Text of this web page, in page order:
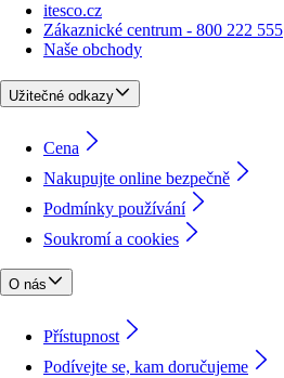
itesco.cz
Zákaznické centrum - 800 222 555
Naše obchody
Užitečné odkazy
Cena
Nakupujte online bezpečně
Podmínky používání
Soukromí a cookies
O nás
Přístupnost
Podívejte se, kam doručujeme